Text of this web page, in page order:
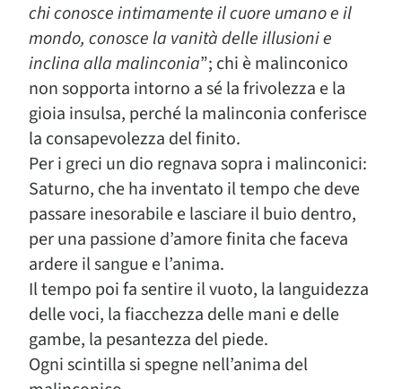
chi conosce intimamente il cuore umano e il
mondo, conosce la vanità delle illusioni e
inclina alla malinconia”; chi è malinconico
non sopporta intorno a sé la frivolezza e la
gioia insulsa, perché la malinconia conferisce
la consapevolezza del finito.
Per i greci un dio regnava sopra i malinconici:
Saturno, che ha inventato il tempo che deve
passare inesorabile e lasciare il buio dentro,
per una passione d’amore finita che faceva
ardere il sangue e l’anima.
Il tempo poi fa sentire il vuoto, la languidezza
delle voci, la fiacchezza delle mani e delle
gambe, la pesantezza del piede.
Ogni scintilla si spegne nell’anima del